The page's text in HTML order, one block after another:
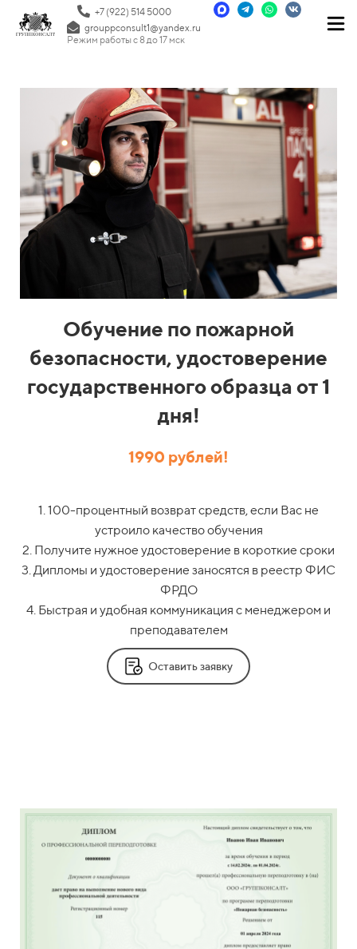
+7 (922) 514 5000
grouppconsult1@yandex.ru
Режим работы с 8 до 17 мск
Обучение по пожарной
безопасности, удостоверение
государственного образца от 1
дня!
1990 рублей!
1. 100-процентный возврат средств, если Вас не
устроило качество обучения
2. Получите нужное удостоверение в короткие сроки
3. Дипломы и удостоверение заносятся в реестр ФИС
ФРДО
4. Быстрая и удобная коммуникация с менеджером и
преподавателем
Оставить заявку